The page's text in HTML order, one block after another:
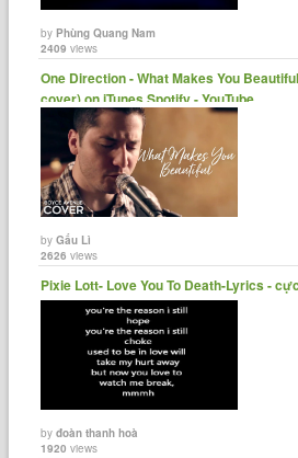
byPhùng Quang Nam
2409 views
One Direction - What Makes You
cover) on iTunes Spotify - YouTube
byGấu Lì
2626 views
Pixie Lott- Love You To Death-Lyrics -
byđoàn thanh hoà
1920 views